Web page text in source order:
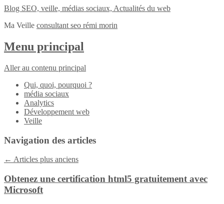
Blog SEO, veille, médias sociaux, Actualités du web
Ma Veille consultant seo rémi morin
Menu principal
Aller au contenu principal
Qui, quoi, pourquoi ?
média sociaux
Analytics
Développement web
Veille
Navigation des articles
← Articles plus anciens
Obtenez une certification html5 gratuitement avec
Microsoft